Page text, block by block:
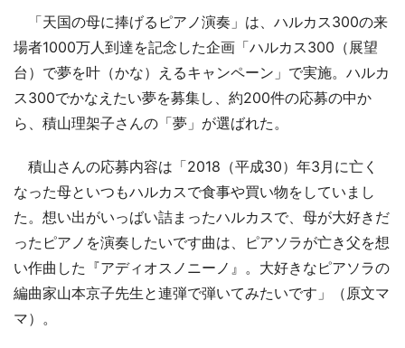
「天国の母に捧げるピアノ演奏」は、ハルカス300の来
場者1000万人到達を記念した企画「ハルカス300（展望
台）で夢を叶（かな）えるキャンペーン」で実施。ハルカ
ス300でかなえたい夢を募集し、約200件の応募の中か
ら、積山理架子さんの「夢」が選ばれた。
積山さんの応募内容は「2018（平成30）年3月に亡く
なった母といつもハルカスで食事や買い物をしていまし
た。想い出がいっばい詰まったハルカスで、母が大好きだ
ったピアノを演奏したいです曲は、ピアソラが亡き父を想
い作曲した『アディオスノニーノ』。大好きなピアソラの
編曲家山本京子先生と連弾で弾いてみたいです」（原文マ
マ）。